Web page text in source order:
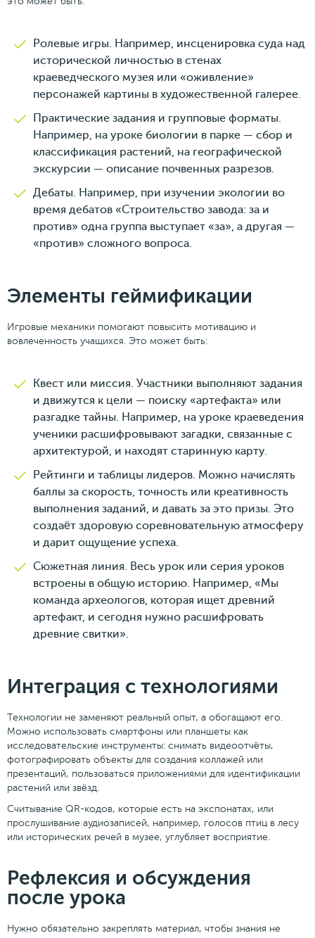
Ролевые игры. Например, инсценировка суда над
исторической личностью в стенах
краеведческого музея или «оживление»
персонажей картины в художественной галерее.
Практические задания и групповые форматы.
Например, на уроке биологии в парке — сбор и
классификация растений, на географической
экскурсии — описание почвенных разрезов.
Дебаты. Например, при изучении экологии во
время дебатов «Строительство завода: за и
против» одна группа выступает «за», а другая —
«против» сложного вопроса.
Элементы геймификации
Игровые механики помогают повысить мотивацию и
вовлеченность учащихся. Это может быть:
Квест или миссия. Участники выполняют задания
и движутся к цели — поиску «артефакта» или
разгадке тайны. Например, на уроке краеведения
ученики расшифровывают загадки, связанные с
архитектурой, и находят старинную карту.
Рейтинги и таблицы лидеров. Можно начислять
баллы за скорость, точность или креативность
выполнения заданий, и давать за это призы. Это
создаëт здоровую соревновательную атмосферу
и дарит ощущение успеха.
Сюжетная линия. Весь урок или серия уроков
встроены в общую историю. Например, «Мы
команда археологов, которая ищет древний
артефакт, и сегодня нужно расшифровать
древние свитки».
Интеграция с технологиями
Технологии не заменяют реальный опыт, а обогащают его.
Можно использовать смартфоны или планшеты как
исследовательские инструменты: снимать видеоотчëты,
фотографировать объекты для создания коллажей или
презентаций, пользоваться приложениями для идентификации
растений или звëзд.
Считывание QR-кодов, которые есть на экспонатах, или
прослушивание аудиозаписей, например, голосов птиц в лесу
или исторических речей в музее, углубляет восприятие.
Рефлексия и обсуждения
после урока
Нужно обязательно закреплять материал, чтобы знания не